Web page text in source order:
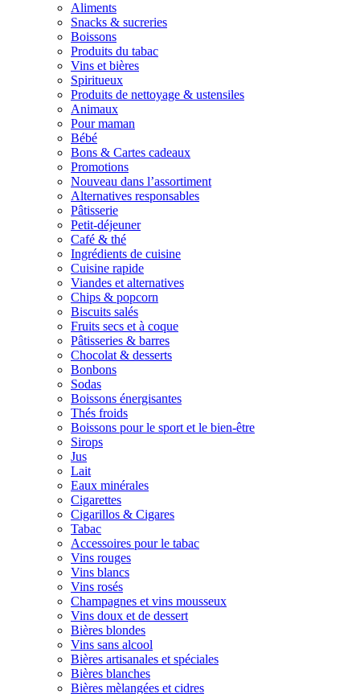
Aliments
Snacks & sucreries
Boissons
Produits du tabac
Vins et bières
Spiritueux
Produits de nettoyage & ustensiles
Animaux
Pour maman
Bébé
Bons & Cartes cadeaux
Promotions
Nouveau dans l’assortiment
Alternatives responsables
Pâtisserie
Petit-déjeuner
Café & thé
Ingrédients de cuisine
Cuisine rapide
Viandes et alternatives
Chips & popcorn
Biscuits salés
Fruits secs et à coque
Pâtisseries & barres
Chocolat & desserts
Bonbons
Sodas
Boissons énergisantes
Thés froids
Boissons pour le sport et le bien-être
Sirops
Jus
Lait
Eaux minérales
Cigarettes
Cigarillos & Cigares
Tabac
Accessoires pour le tabac
Vins rouges
Vins blancs
Vins rosés
Champagnes et vins mousseux
Vins doux et de dessert
Bières blondes
Vins sans alcool
Bières artisanales et spéciales
Bières blanches
Bières mèlangées et cidres